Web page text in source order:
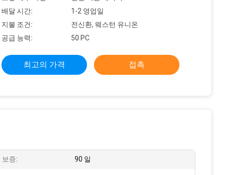
배달 시간:
1-2 영업일
지불 조건:
전신환, 웨스턴 유니온
공급 능력:
50 PC
최고의 가격 접촉
보증: 90 일